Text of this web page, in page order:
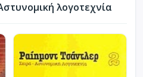
λογοτεχνία